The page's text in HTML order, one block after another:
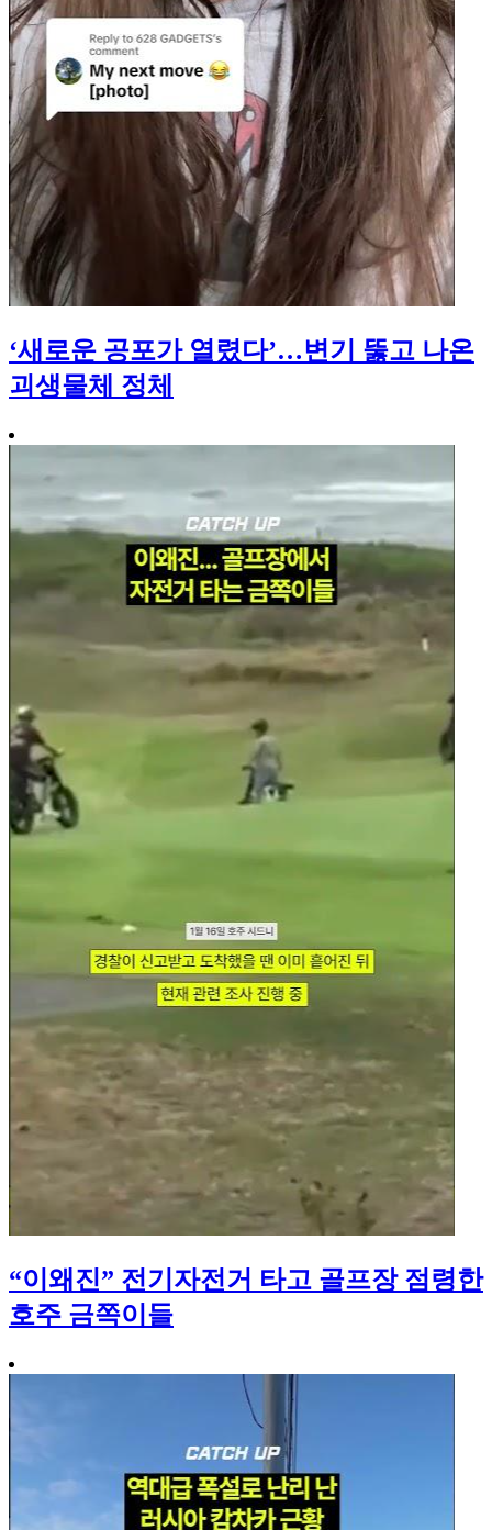
‘새로운 공포가 열렸다’…변기 뚫고 나온
괴생물체 정체
“이왜진” 전기자전거 타고 골프장 점령한
호주 금쪽이들